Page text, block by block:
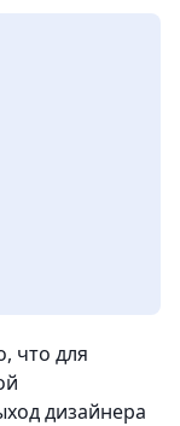
что для
дизайнера